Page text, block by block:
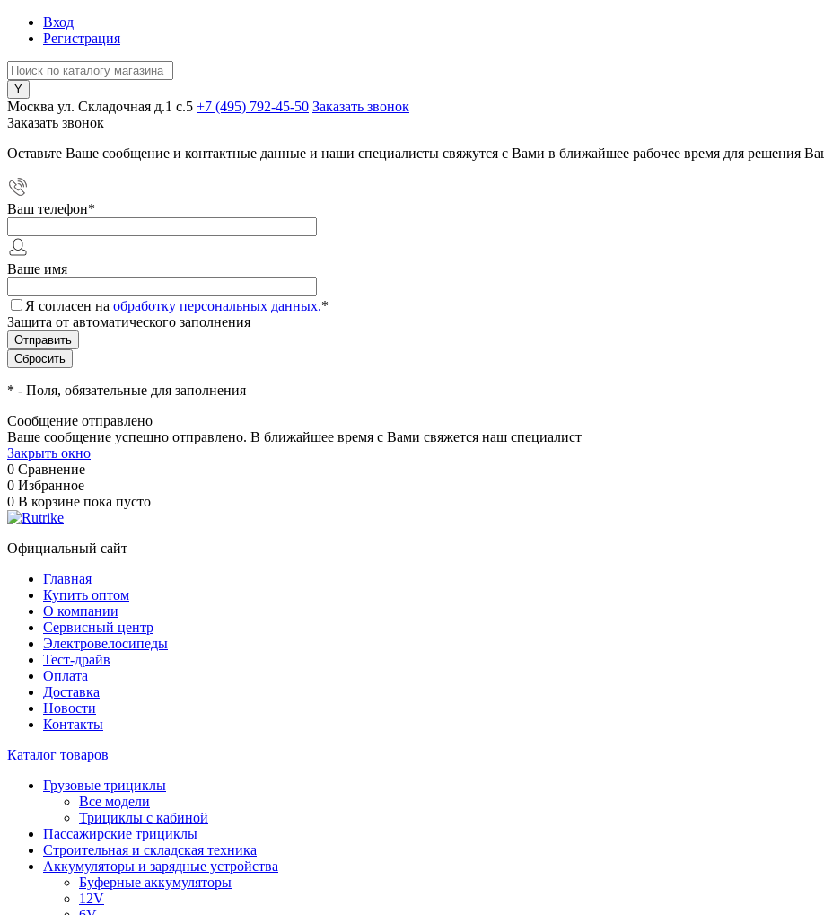
Вход
Регистрация
Москва ул. Складочная д.1 c.5 +7 (495) 792-45-50 Заказать звонок
Заказать звонок
Оставьте Ваше сообщение и контактные данные и наши специалисты свяжутся с Вами в ближайшее рабочее время для решения
Ваш телефон*
Ваше имя
Я согласен на обработку персональных данных.*
Защита от автоматического заполнения
* - Поля, обязательные для заполнения
Сообщение отправлено
Ваше сообщение успешно отправлено. В ближайшее время с Вами свяжется наш специалист
Закрыть окно
0 Сравнение
0 Избранное
0 В корзине пока пусто
Официальный сайт
Главная
Купить оптом
О компании
Сервисный центр
Электровелосипеды
Тест-драйв
Оплата
Доставка
Новости
Контакты
Каталог товаров
Грузовые трициклы
Все модели
Трициклы с кабиной
Пассажирские трициклы
Строительная и складская техника
Аккумуляторы и зарядные устройства
Буферные аккумуляторы
12V